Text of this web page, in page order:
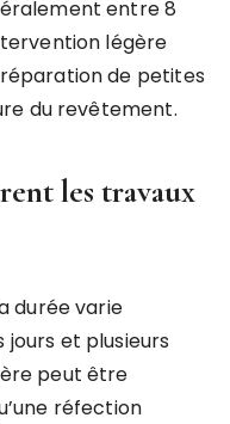
entre 8
légère
de petites
du revêtement.
les travaux
durée varie
et plusieurs
peut être
réfection